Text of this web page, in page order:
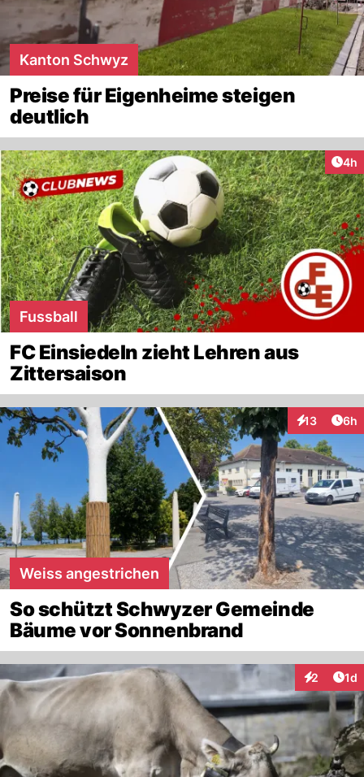
Kanton Schwyz
Preise für Eigenheime steigen
deutlich
4h
Fussball
FC Einsiedeln zieht Lehren aus
Zittersaison
13
Interaktionen
6h
Weiss angestrichen
So schützt Schwyzer Gemeinde
Bäume vor Sonnenbrand
2 1d